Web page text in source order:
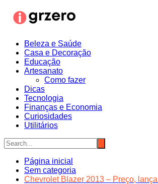
para
Beleza e Saúde
Casa e Decoração
Educação
Artesanato
Como fazer
Dicas
Tecnologia
Finanças e Economia
Curiosidades
Utilitários
Página inicial
Sem categoria
Chevrolet Blazer 2013 – Preço,